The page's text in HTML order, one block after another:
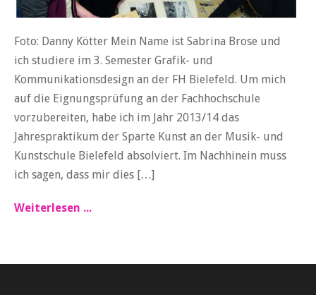
Foto: Danny Kötter Mein Name ist Sabrina Brose und
ich studiere im 3. Semester Grafik- und
Kommunikationsdesign an der FH Bielefeld. Um mich
auf die Eignungsprüfung an der Fachhochschule
vorzubereiten, habe ich im Jahr 2013/14 das
Jahrespraktikum der Sparte Kunst an der Musik- und
Kunstschule Bielefeld absolviert. Im Nachhinein muss
ich sagen, dass mir dies […]
Weiterlesen ...